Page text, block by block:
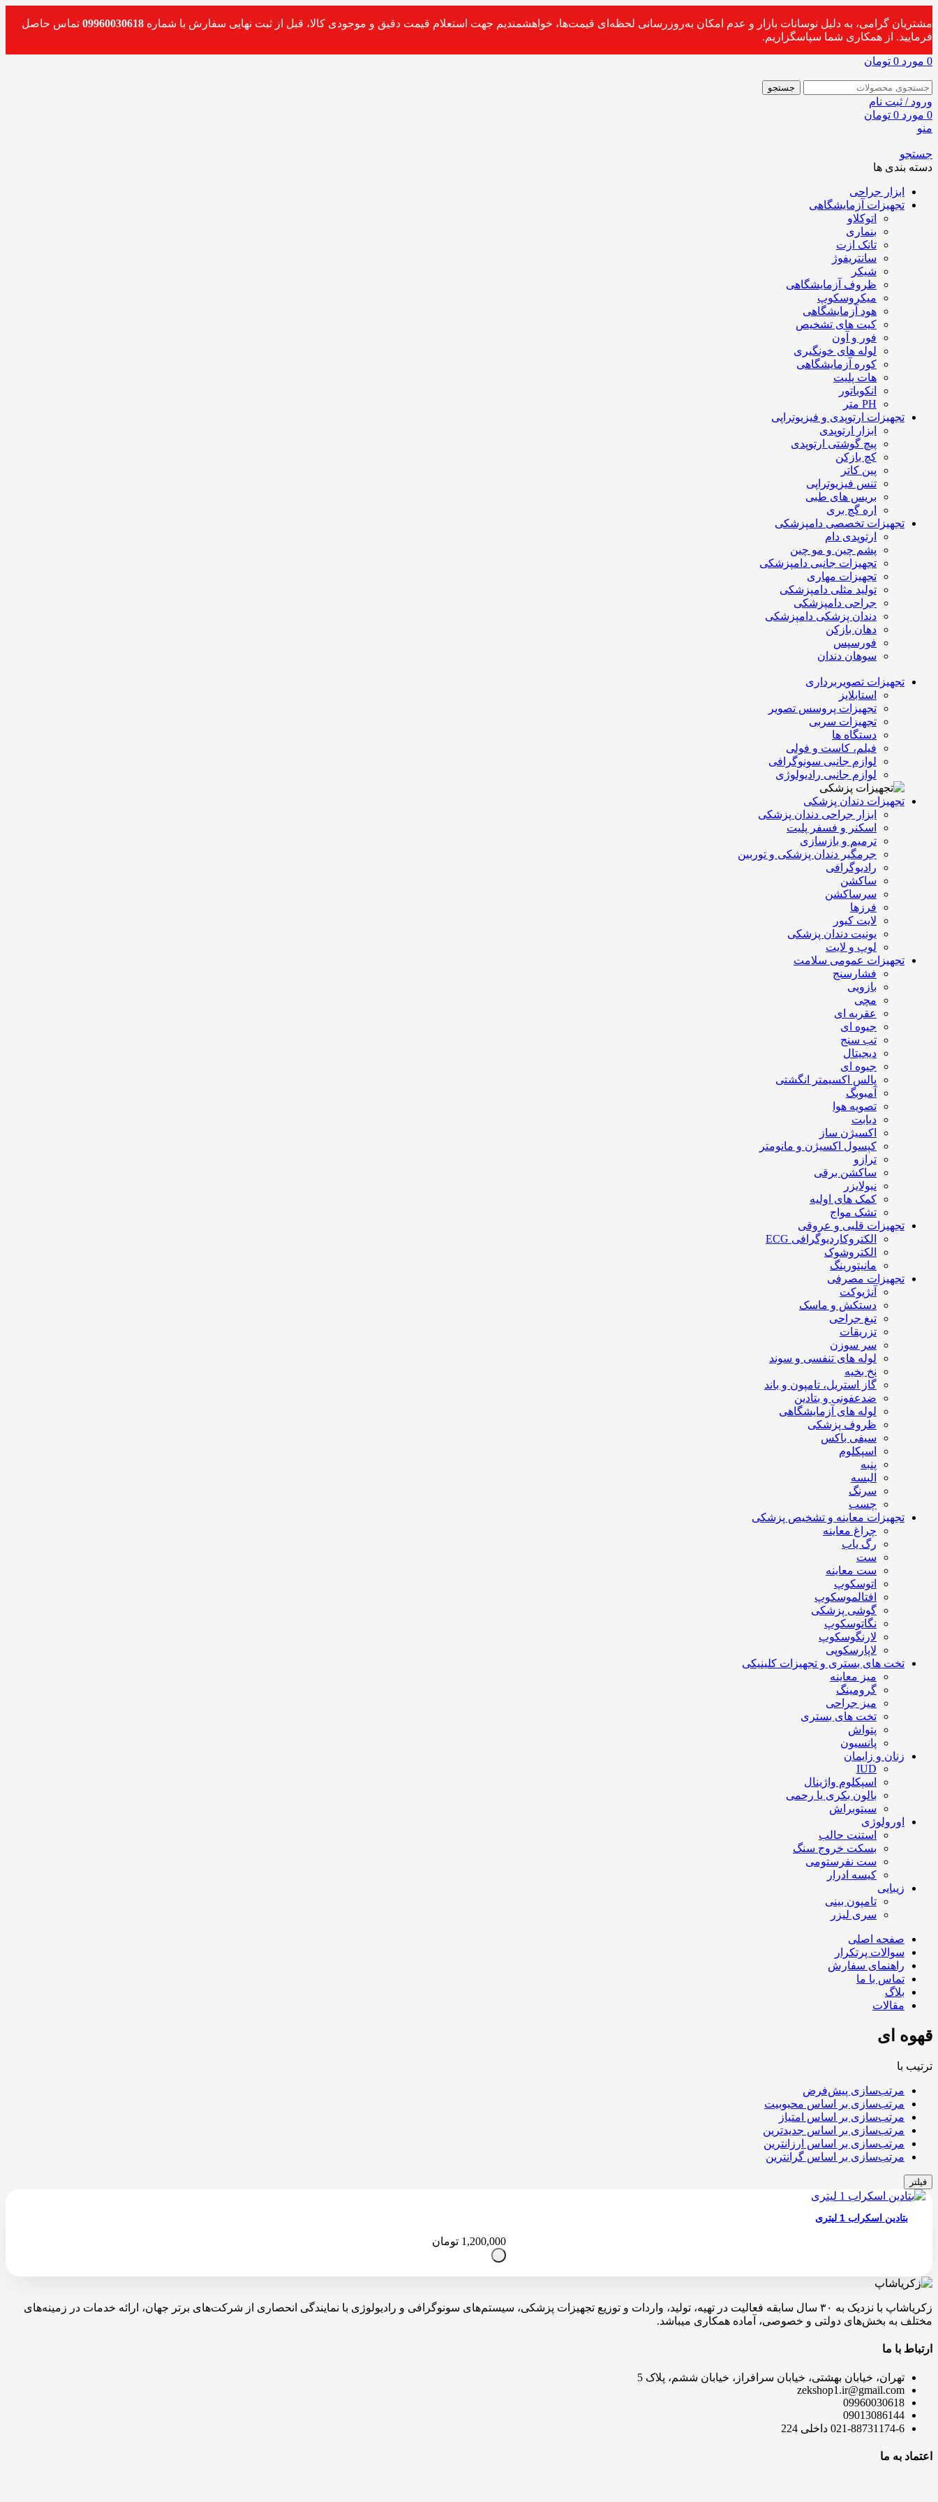
مشتریان گرامی، به دلیل نوسانات بازار و عدم امکان به‌روزرسانی لحظه‌ای قیمت‌ها، خواهشمندیم جهت استعلام قیمت دقیق و موجودی کالا، قبل از ثبت نهایی سفارش با شماره 09960030618 تماس حاصل
فرمایید. از همکاری شما سپاسگزاریم.
0 مورد 0 تومان
جستجو
ورود / ثبت نام
0 مورد 0 تومان
منو
جستجو
دسته بندی ها
ابزار جراحی
تجهیزات آزمایشگاهی
اتوکلاو
بنماری
تانک ازت
سانتریفوژ
شیکر
ظروف آزمایشگاهی
میکروسکوپ
هود آزمایشگاهی
کیت های تشخیص
فور و آون
لوله های خونگیری
کوره آزمایشگاهی
هات پلیت
انکوباتور
PH متر
تجهیزات ارتوپدی و فیزیوتراپی
ابزار ارتوپدی
پیچ گوشتی ارتوپدی
کچ بازکن
پین کاتر
تنس فیزیوتراپی
بریس های طبی
اره گچ بری
تجهیزات تخصصی دامپزشکی
ارتوپدی دام
پشم چین و مو چین
تجهیزات جانبی دامپزشکی
تجهیزات مهاری
تولید مثلی دامپزشکی
جراحی دامپزشکی
دندان پزشکی دامپزشکی
دهان بازکن
فورسپس
سوهان دندان
تجهیزات تصویربرداری
استابلایز
تجهیزات پروسس تصویر
تجهیزات سربی
دستگاه ها
فیلم، کاست و فولی
لوازم جانبی سونوگرافی
لوازم جانبی رادیولوژی
تجهیزات دندان پزشکی
ابزار جراحی دندان پزشکی
اسکنر و فسفر پلیت
ترمیم و بازسازی
جرمگیر دندان پزشکی و توربین
رادیوگرافی
ساکشن
سرساکشن
فرزها
لایت کیور
یونیت دندان پزشکی
لوپ و لایت
تجهیزات عمومی سلامت
فشارسنج
بازویی
مچی
عقربه ای
جیوه ای
تب سنج
دیجیتال
جیوه ای
پالس اکسیمتر انگشتی
آمبوبگ
تصویه هوا
دیابت
اکسیژن ساز
کپسول اکسیژن و مانومتر
ترازو
ساکشن برقی
نبولایزر
کمک های اولیه
تشک مواج
تجهیزات قلبی و عروقی
الکتروکاردیوگرافی ECG
الکتروشوک
مانیتورینگ
تجهیزات مصرفی
آنژیوکت
دستکش و ماسک
تیغ جراحی
تزریقات
سر سوزن
لوله های تنفسی و سوند
نخ بخیه
گاز استریل، تامپون و باند
ضدعفونی و بتادین
لوله های آزمایشگاهی
ظروف پزشکی
سیفی باکس
اسپکلوم
پنبه
البسه
سرنگ
چسب
تجهیزات معاینه و تشخیص پزشکی
چراغ معاینه
رگ یاب
ست
ست معاینه
اتوسکوپ
افتالموسکوپ
گوشی پزشکی
نگاتوسکوپ
لارنگوسکوپ
لاپارسکوپی
تخت های بستری و تجهیزات کلینیکی
میز معاینه
گرومینگ
میز جراحی
تخت های بستری
پتواش
پانسیون
زنان و زایمان
IUD
اسپکلوم واژینال
بالون بکری یا رحمی
سیتوبراش
اورولوژی
استنت حالب
بسکت خروج سنگ
ست نفرستومی
کیسه ادرار
زیبایی
تامپون بینی
سری لیزر
صفحه اصلی
سوالات پرتکرار
راهنمای سفارش
تماس با ما
بلاگ
مقالات
قهوه ای
ترتیب با
مرتب‌سازی پیش‌فرض
مرتب‌سازی بر اساس محبوبیت
مرتب‌سازی بر اساس امتیاز
مرتب‌سازی بر اساس جدیدترین
مرتب‌سازی بر اساس ارزانترین
مرتب‌سازی بر اساس گرانترین
فیلتر
بتادین اسکراب 1 لیتری
1,200,000 تومان
زکریاشاپ با نزدیک به ۳۰ سال سابقه فعالیت در تهیه، تولید، واردات و توزیع تجهیزات پزشکی، سیستم‌های سونوگرافی و رادیولوژی با نمایندگی انحصاری از شرکت‌های برتر جهان، ارائه خدمات در زمینه‌های
مختلف به بخش‌های دولتی و خصوصی، آماده همکاری میباشد.
ارتباط با ما
تهران، خیابان بهشتی، خیابان سرافراز، خیابان ششم، پلاک 5
zekshop1.ir@gmail.com
09960030618
09013086144
021-88731174-6 داخلی 224
اعتماد به ما